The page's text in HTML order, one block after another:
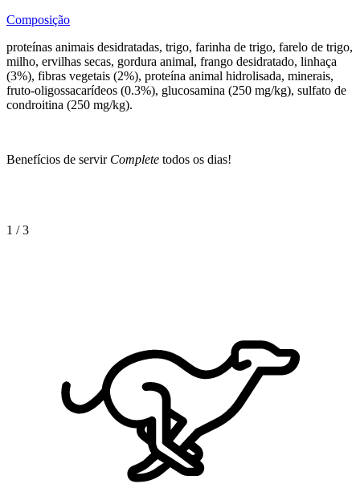
Composição
proteínas animais desidratadas, trigo, farinha de trigo, farelo de trigo,
milho, ervilhas secas, gordura animal, frango desidratado, linhaça
(3%), fibras vegetais (2%), proteína animal hidrolisada, minerais,
fruto-oligossacarídeos (0.3%), glucosamina (250 mg/kg), sulfato de
condroitina (250 mg/kg).
Benefícios de servir Complete todos os dias!
1 /3